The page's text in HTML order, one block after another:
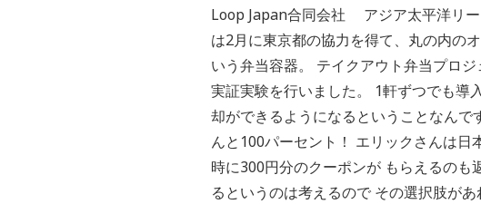
Loop Japan合同会社 アジア太平洋リ
は2月に東京都の協力を得て、丸の内の
いう弁当容器。 テイクアウト弁当プロ
実証実験を行いました。 1軒ずつでも導
却ができるようになるということなん
んと100パーセント！ エリックさんは
時に300円分のクーポンが もらえるの
るというのは考えるので その選択肢が